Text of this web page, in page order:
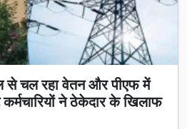
से चल रहा वेतन और पीएफ में
ने ठेकेदार के खिलाफ